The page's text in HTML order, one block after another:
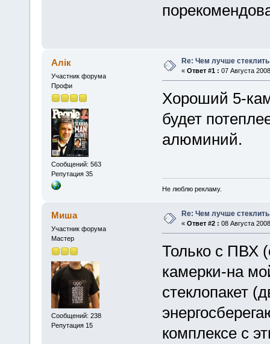
Алік
Участник форума
Профи
Сообщений: 563
Репутация 35
Re: Чем лучше
« Ответ #1 : 07 Августа
Хороший 5-
будет
алюминий.
Не люблю рекламу.
Миша
Участник форума
Мастер
Сообщений: 238
Репутация 15
Re: Чем лучше
« Ответ #2 : 08 Августа
Только с ПВХ
камерки-на
стеклопакет
комплексе с